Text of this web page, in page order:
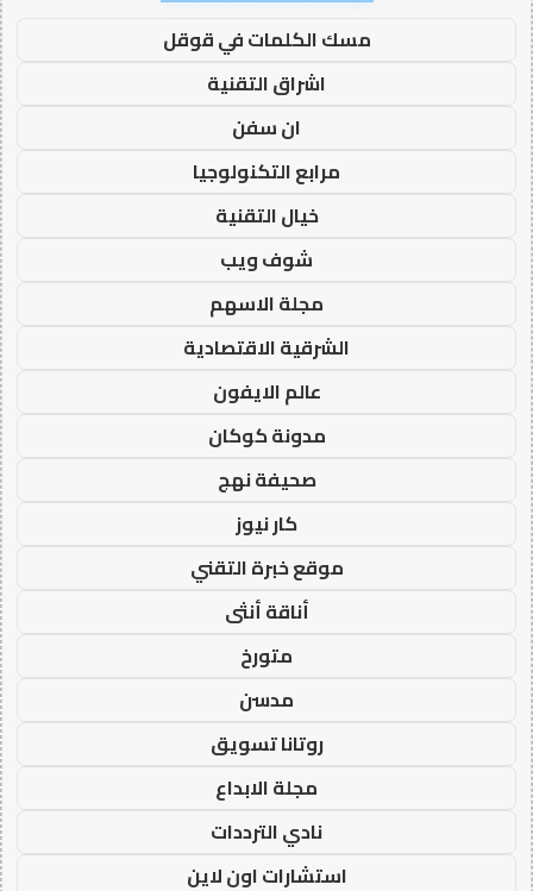
مسك الكلمات في قوقل
اشراق التقنية
ان سفن
مرابع التكنولوجيا
خيال التقنية
شوف ويب
مجلة الاسهم
الشرقية الاقتصادية
عالم الايفون
مدونة كوكان
صحيفة نهج
كار نيوز
موقع خبرة التقني
أناقة أنثى
متورخ
مدسن
روتانا تسويق
مجلة الابداع
نادي الترددات
استشارات اون لاين